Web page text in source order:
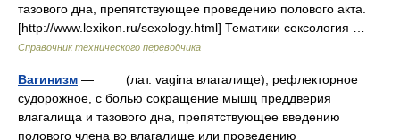
тазового дна, препятствующее проведению полового акта.
[http://www.lexikon.ru/sexology.html] Тематики сексология …
Справочник технического переводчика
Вагинизм — (лат. vagina влагалище), рефлекторное
судорожное, с болью сокращение мышц преддверия
влагалища и тазового дна, препятствующее введению
полового члена во влагалище или проведению